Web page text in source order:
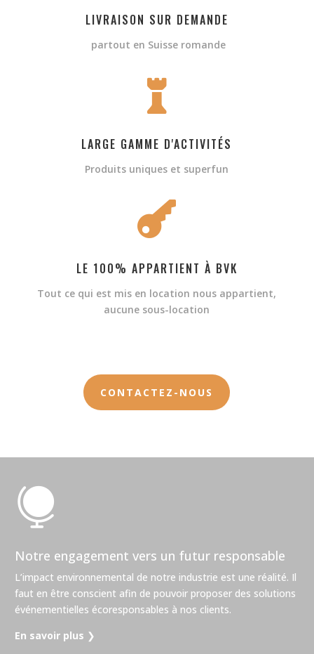
LIVRAISON SUR DEMANDE
partout en Suisse romande

LARGE GAMME D'ACTIVITÉS
Produits uniques et superfun

LE 100% APPARTIENT À BVK
Tout ce qui est mis en location nous appartient,
aucune sous-location
CONTACTEZ-NOUS

Notre engagement vers un futur responsable
L’impact environnemental de notre industrie est une réalité. Il
faut en être conscient afin de pouvoir proposer des solutions
événementielles écoresponsables à nos clients.
En savoir plus ❯